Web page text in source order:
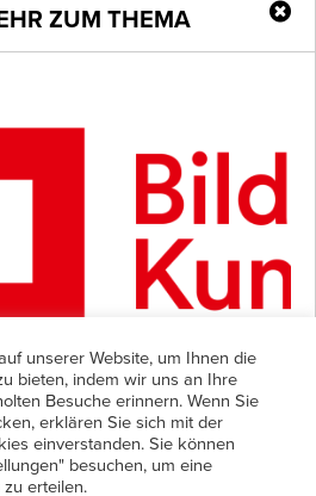
ZUM THEMA
im Fotorat
Verwertungsgesellschaft Bild-Kunst
auf ihrer diesjährigen
PF Publishing GmbH
TIPA
GmbH. All rights
oben
Shop
Zahlungsarten
Datenschutz
Anmeldung
Mein Account
unserer Website, um Ihnen die
bieten, indem wir uns an Ihre
Besuche erinnern. Wenn Sie
erklären Sie sich mit der
einverstanden. Sie können
besuchen, um eine
erteilen.